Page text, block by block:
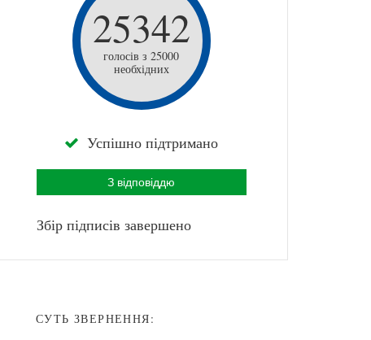
25342
голосів з 25000
необхідних
Успішно підтримано
З відповіддю
Збір підписів завершено
СУТЬ ЗВЕРНЕННЯ: